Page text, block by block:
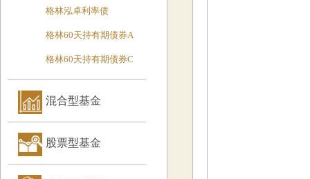
格林泓卓利率债
格林60天持有期债券A
格林60天持有期债券C
混合型基金
股票型基金